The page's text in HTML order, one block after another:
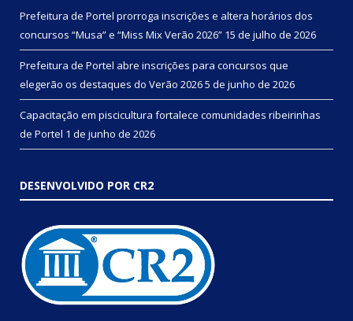
Prefeitura de Portel prorroga inscrições e altera horários dos
concursos “Musa” e “Miss Mix Verão 2026” 15 de julho de 2026
Prefeitura de Portel abre inscrições para concursos que
elegerão os destaques do Verão 20265 de junho de 2026
Capacitação em piscicultura fortalece comunidades ribeirinhas
de Portel 1 de junho de 2026
DESENVOLVIDO POR CR2